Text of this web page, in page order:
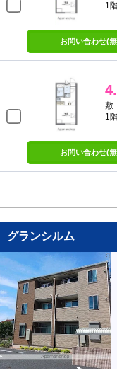
1
お問い合わせ(
敷
1
お問い合わせ(
グランシルム